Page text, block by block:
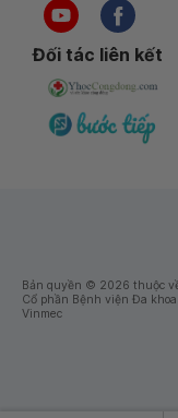
Đối tác liên kết
Bản quyền © 2026 thuộc
Cổ phần Bệnh viện Đa
Vinmec